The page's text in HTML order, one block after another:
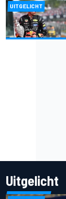
UITGELICHT
Uitgelicht